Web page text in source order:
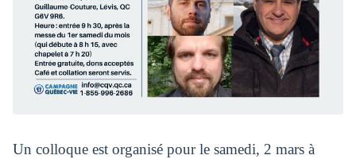
Un colloque est organisé pour le samedi, 2 mars à